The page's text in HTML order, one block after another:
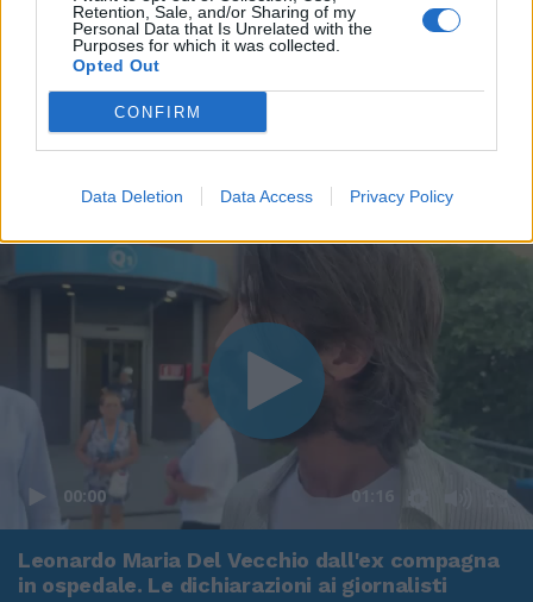
Retention, Sale, and/or Sharing of my
Personal Data that Is Unrelated with the
Purposes for which it was collected.
Opted Out
CONFIRM
Data Deletion Data Access Privacy Policy
00:00 01:16
Leonardo Maria Del Vecchio dall'ex compagna
in ospedale. Le dichiarazioni ai giornalisti